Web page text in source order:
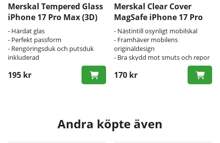
Merskal Tempered Glass
iPhone 17 Pro Max (3D)
- Härdat glas
- Perfekt passform
- Rengöringsduk och putsduk
inkluderad
195 kr
Merskal Clear Cover
MagSafe iPhone 17 Pro
Max - BULK
- Nästintill osynligt mobilskal
- Framhäver mobilens
originaldesign
- Bra skydd mot smuts och repor
170 kr
Andra köpte även